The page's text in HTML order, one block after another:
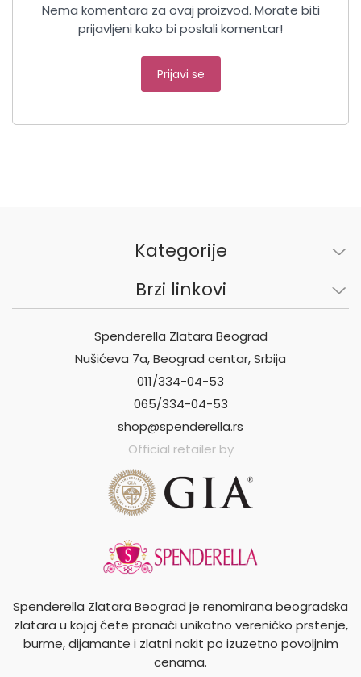
Nema komentara za ovaj proizvod. Morate biti
prijavljeni kako bi poslali komentar!
Prijavi se
Kategorije
Brzi linkovi
Spenderella Zlatara Beograd
Nušićeva 7a, Beograd centar, Srbija
011/334-04-53
065/334-04-53
shop@spenderella.rs
Official retailer by
Spenderella Zlatara Beograd je renomirana beogradska
zlatara u kojoj ćete pronaći unikatno vereničko prstenje,
burme, dijamante i zlatni nakit po izuzetno povoljnim
cenama.